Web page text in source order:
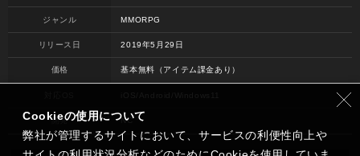
ジャンル MMORPG
リリース日 2019年5月29日
価格 基本無料（アイテム課金あり）
開発 NC
Cookieの使用について
弊社が管理するサイトにおいて、サービスの利便性向上や